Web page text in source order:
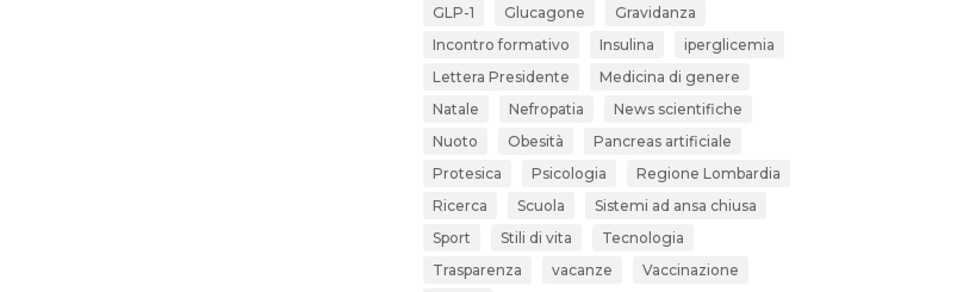
GLP-1
Glucagone
Gravidanza
Incontro formativo
Insulina
iperglicemia
Lettera Presidente
Medicina di genere
Natale
Nefropatia
News scientifiche
Nuoto
Obesità
Pancreas artificiale
Protesica
Psicologia
Regione Lombardia
Ricerca
Scuola
Sistemi ad ansa chiusa
Sport
Stili di vita
Tecnologia
Trasparenza
vacanze
Vaccinazione